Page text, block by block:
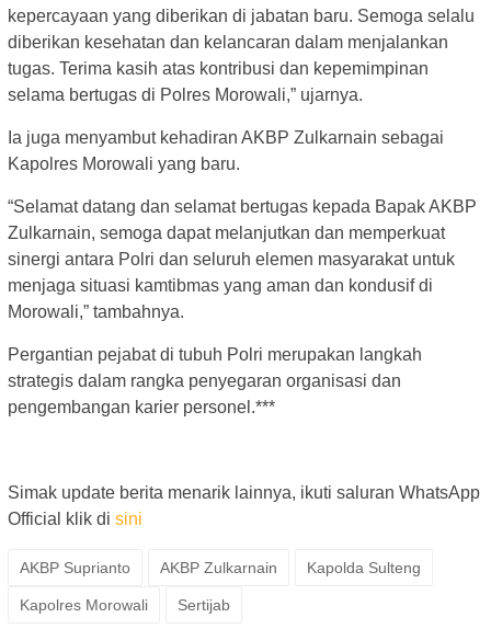
kepercayaan yang diberikan di jabatan baru. Semoga selalu
diberikan kesehatan dan kelancaran dalam menjalankan
tugas. Terima kasih atas kontribusi dan kepemimpinan
selama bertugas di Polres Morowali,” ujarnya.
Ia juga menyambut kehadiran AKBP Zulkarnain sebagai
Kapolres Morowali yang baru.
“Selamat datang dan selamat bertugas kepada Bapak AKBP
Zulkarnain, semoga dapat melanjutkan dan memperkuat
sinergi antara Polri dan seluruh elemen masyarakat untuk
menjaga situasi kamtibmas yang aman dan kondusif di
Morowali,” tambahnya.
Pergantian pejabat di tubuh Polri merupakan langkah
strategis dalam rangka penyegaran organisasi dan
pengembangan karier personel.***
Simak update berita menarik lainnya, ikuti saluran WhatsApp
Official klik di sini
AKBP Suprianto AKBP Zulkarnain Kapolda Sulteng
Kapolres Morowali Sertijab